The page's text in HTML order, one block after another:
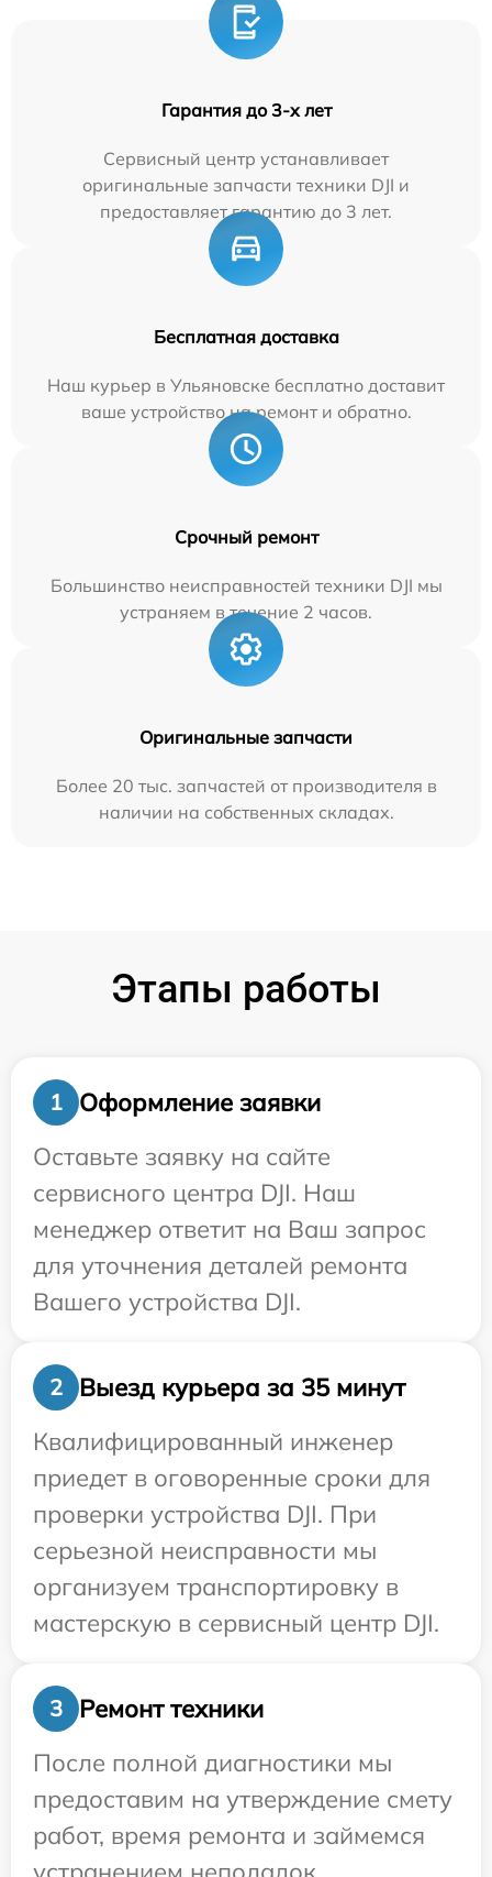
Гарантия до 3-х лет
Сервисный центр устанавливает
оригинальные запчасти техники DJI и
предоставляет гарантию до 3 лет.
Бесплатная доставка
Наш курьер в Ульяновске бесплатно доставит
ваше устройство на ремонт и обратно.
Срочный ремонт
Большинство неисправностей техники DJI мы
устраняем в течение 2 часов.
Оригинальные запчасти
Более 20 тыс. запчастей от производителя в
наличии на собственных складах.
Этапы работы
1
Оформление заявки
Оставьте заявку на сайте
сервисного центра DJI. Наш
менеджер ответит на Ваш запрос
для уточнения деталей ремонта
Вашего устройства DJI.
2
Выезд курьера за 35 минут
Квалифицированный инженер
приедет в оговоренные сроки для
проверки устройства DJI. При
серьезной неисправности мы
организуем транспортировку в
мастерскую в сервисный центр DJI.
3
Ремонт техники
После полной диагностики мы
предоставим на утверждение смету
работ, время ремонта и займемся